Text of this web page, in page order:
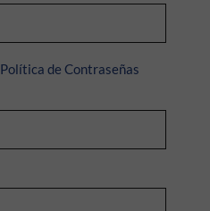
Política de Contraseñas